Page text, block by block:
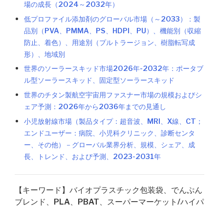
場の成長（2024～2032年）
低プロファイル添加剤のグローバル市場（～2033）：製
品別（PVA、PMMA、PS、HDPI、PU）、機能別（収縮
防止、着色）、用途別（プルトラージョン、樹脂転写成
形）、地域別
世界のソーラースキッド市場2026年-2032年：ポータブ
ル型ソーラースキッド、固定型ソーラースキッド
世界のチタン製航空宇宙用ファスナー市場の規模およびシ
ェア予測：2026年から2036年までの見通し
小児放射線市場（製品タイプ：超音波、MRI、X線、CT；
エンドユーザー：病院、小児科クリニック、診断センタ
ー、その他）－グローバル業界分析、規模、シェア、成
長、トレンド、および予測、2023-2031年
【キーワード】バイオプラスチック包装袋、でんぷん
ブレンド、PLA、PBAT、スーパーマーケット/ハイパ